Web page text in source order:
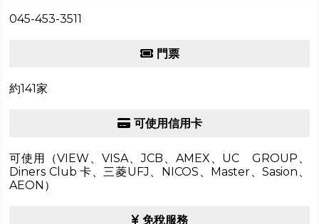
045-453-3511
門票
約141家
可使用信用卡
可使用（VIEW、VISA、JCB、AMEX、UC GROUP、
Diners Club 卡、三菱UFJ、NICOS、Master、Sasion、
AEON）
免稅服務